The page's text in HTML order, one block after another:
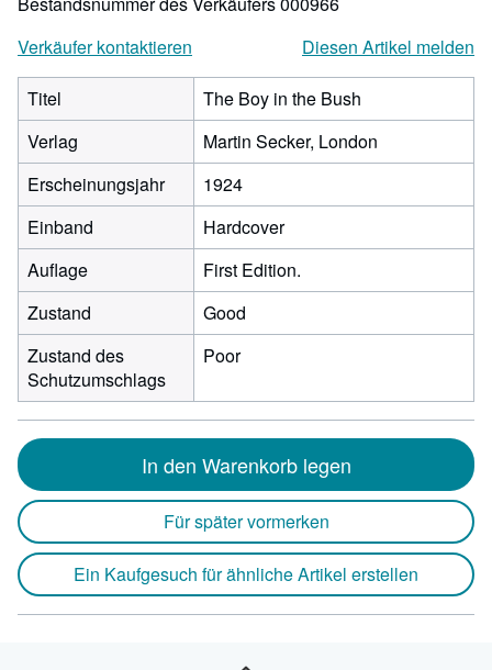
Verkäufer kontaktieren
Diesen Artikel melden
Titel
The Boy in the Bush
Verlag
Martin Secker, London
Erscheinungsjahr
1924
Einband
Hardcover
Auflage
First Edition.
Zustand
Good
Zustand des
Schutzumschlags
Poor
In den Warenkorb legen
Für später vormerken
Ein Kaufgesuch für ähnliche Artikel erstellen